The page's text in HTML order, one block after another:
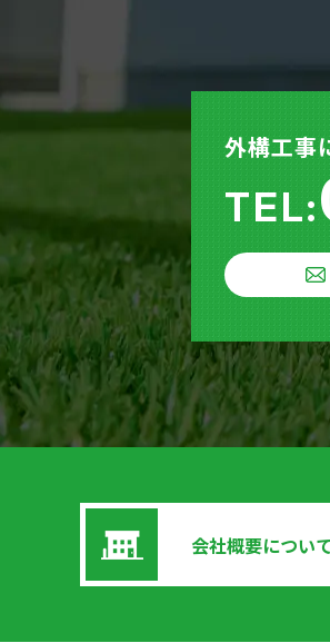
外構工事
TEL:
会社概要につい